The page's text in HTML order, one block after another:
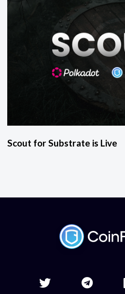
Scout for Substrate is Live